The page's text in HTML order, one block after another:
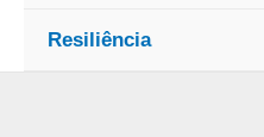
Resiliência